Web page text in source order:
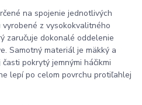
na spojenie jednotlivých
z vysokokvalitného
zaručuje dokonalé oddelenie
Samotný materiál je mäkký a
pokrytý jemnými háčikmi
lepí po celom povrchu protiľahlej